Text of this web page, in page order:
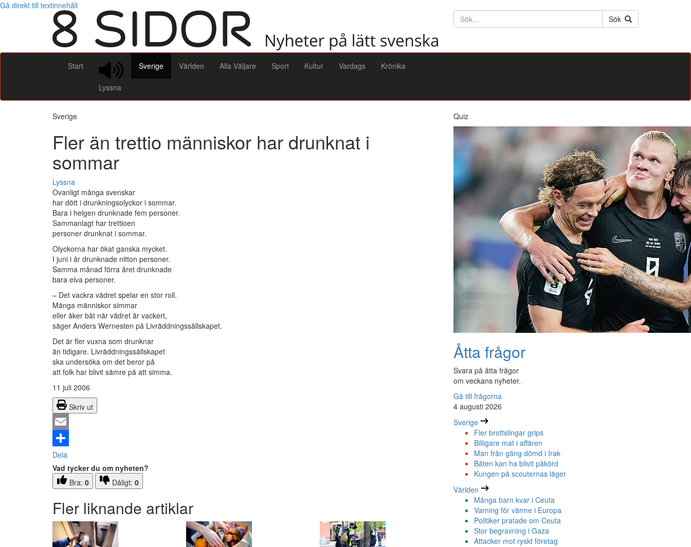
Gå direkt till textinnehåll
Söktext
Sök
Start
Lyssna
Sverige Världen Alla Väljare Sport Kultur Vardags Krönika
Sverige
Fler än trettio människor har drunknat i
sommar
Lyssna
Ovanligt många svenskar
har dött i drunkningsolyckor i sommar.
Bara i helgen drunknade fem personer.
Sammanlagt har trettioen
personer drunknat i sommar.
Olyckorna har ökat ganska mycket.
I juni i år drunknade nitton personer.
Samma månad förra året drunknade
bara elva personer.
– Det vackra vädret spelar en stor roll.
Många människor simmar
eller åker båt när vädret är vackert,
säger Anders Wernesten på Livräddningssällskapet.
Det är fler vuxna som drunknar
än tidigare. Livräddningssällskapet
ska undersöka om det beror på
att folk har blivit sämre på att simma.
11 juli 2006
Skriv ut
Email
Dela
Vad tycker du om nyheten?
Bra: 0 Dåligt: 0
Fler liknande artiklar
Quiz
Åtta frågor
Svara på åtta frågor
om veckans nyheter.
Gå till frågorna
4 augusti 2026
Sverige
Fler brottslingar grips
Billigare mat i affären
Man från gäng dömd i Irak
Båten kan ha blivit påkörd
Kungen på scouternas läger
Världen
Många barn kvar i Ceuta
Varning för värme i Europa
Politiker pratade om Ceuta
Stor begravning i Gaza
Attacker mot ryskt företag